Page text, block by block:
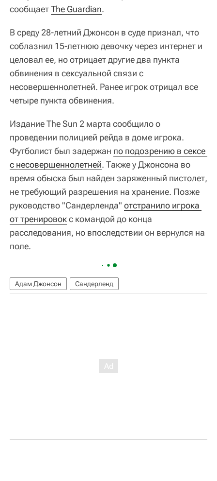
сообщаетThe Guardian.
В среду 28-летний Джонсон в суде признал, что
соблазнил 15-летнюю девочку через интернет и
целовал ее, но отрицает другие два пункта
обвинения в сексуальной связи с
несовершеннолетней. Ранее игрок отрицал все
четыре пункта обвинения.
Издание The Sun 2 марта сообщило о
проведении полицией рейда в доме игрока.
Футболист был задержан по подозрению в сексе
с несовершеннолетней. Также у Джонсона во
время обыска был найден заряженный пистолет,
не требующий разрешения на хранение. Позже
руководство "Сандерленда" отстранило игрока
от тренировокс командой до конца
расследования, но впоследствии он вернулся на
поле.
Адам Джонсон Сандерленд